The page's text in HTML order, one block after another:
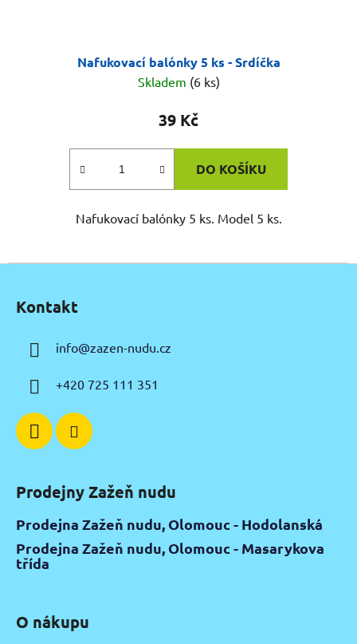
Nafukovací balónky 5 ks - Srdíčka
Skladem (6 ks)
39 Kč
DO KOŠÍKU
Nafukovací balónky 5 ks. Model 5 ks.
Kontakt
info@zazen-nudu.cz
+420 725 111 351
Prodejny Zažeň nudu
Prodejna Zažeň nudu, Olomouc - Hodolanská
Prodejna Zažeň nudu, Olomouc - Masarykova
třída
O nákupu